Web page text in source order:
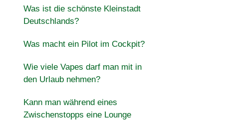
Was ist die schönste Kleinstadt
Deutschlands?
Was macht ein Pilot im Cockpit?
Wie viele Vapes darf man mit in
den Urlaub nehmen?
Kann man während eines
Zwischenstopps eine Lounge